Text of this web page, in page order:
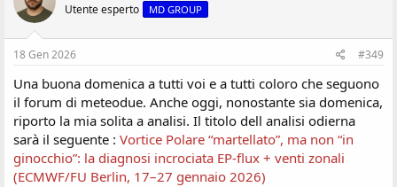
Utente esperto MD GROUP
18 Gen 2026 #349
Una buona domenica a tutti voi e a tutti coloro che seguono
il forum di meteodue. Anche oggi, nonostante sia domenica,
riporto la mia solita a analisi. Il titolo dell analisi odierna
sarà il seguente : Vortice Polare “martellato”, ma non “in
ginocchio”: la diagnosi incrociata EP-flux + venti zonali
(ECMWF/FU Berlin, 17–27 gennaio 2026)